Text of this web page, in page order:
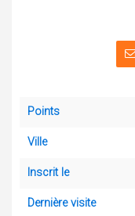
Points
Ville
Inscrit le
Dernière visite